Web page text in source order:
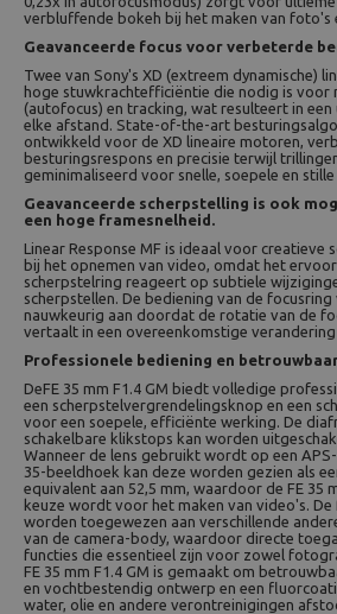
verbluffende bokeh bij het maken van foto's
Geavanceerde focus voor verbeterde
Twee van Sony's XD (extreem dynamische)
hoge stuwkrachtefficiëntie die nodig is voor
(autofocus) en tracking, wat resulteert in
elke afstand. State-of-the-art
ontwikkeld voor de XD lineaire motoren,
besturingsrespons en precisie terwijl
geminimaliseerd voor snelle, soepele en
Geavanceerde scherpstelling is ook
een hoge framesnelheid.
Linear Response MF is ideaal voor creatieve
bij het opnemen van video, omdat het
scherpstelring reageert op subtiele
scherpstellen. De bediening van de
nauwkeurig aan doordat de rotatie van de
vertaalt in een overeenkomstige verandering
Professionele bediening en
DeFE 35 mm F1.4 GM biedt volledige
een scherpstelvergrendelingsknop en een
voor een soepele, efficiënte werking. De
schakelbare klikstops kan worden
Wanneer de lens gebruikt wordt op een
35-beeldhoek kan deze worden gezien als
equivalent aan 52,5 mm, waardoor de FE 35
keuze wordt voor het maken van video's.
worden toegewezen aan verschillende
van de camera-body, waardoor directe
functies die essentieel zijn voor zowel
FE 35 mm F1.4 GM is gemaakt om
en vochtbestendig ontwerp en een
water, olie en andere verontreinigingen